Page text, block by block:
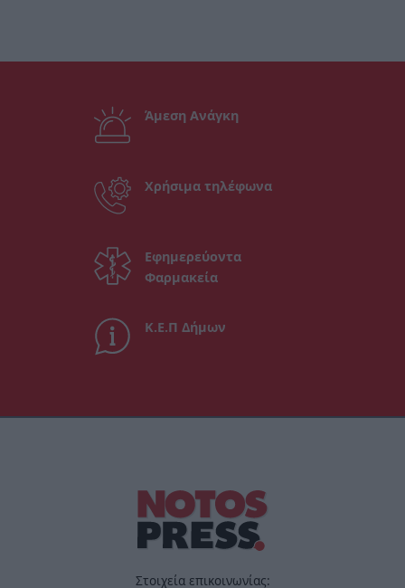
Άμεση Ανάγκη
Χρήσιμα τηλέφωνα
Εφημερεύοντα
Φαρμακεία
Κ.Ε.Π Δήμων
Στοιχεία επικοινωνίας: